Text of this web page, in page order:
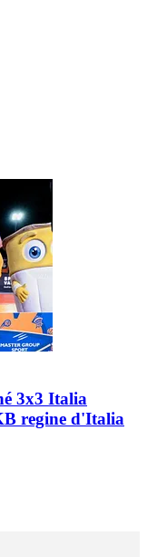
3x3 Italia
regine d'Italia